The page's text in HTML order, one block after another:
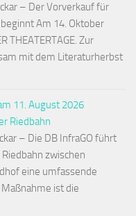
– Der Vorverkauf für
Am 14. Oktober
THEATERTAGE. Zur
mit dem Literaturherbst
11. August 2026
Riedbahn
– Die DB InfraGO führt
zwischen
eine umfassende
ist die